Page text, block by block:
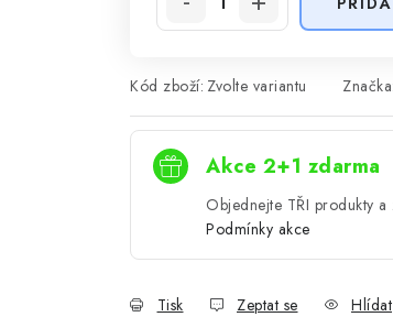
Kód zboží: Zvolte variantu Značka:
Akce 2+1 zdarma
Objednejte TŘI produkty
Podmínky akce
Tisk Zeptat se Hlídat